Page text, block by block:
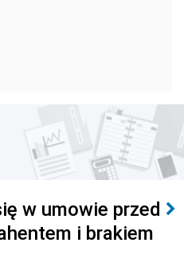
w umowie przed
i brakiem